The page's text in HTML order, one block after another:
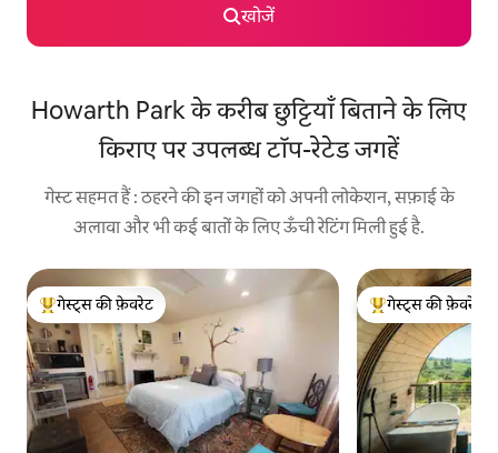
खोजें
Howarth Park के करीब छुट्टियाँ बिताने के लिए
किराए पर उपलब्ध टॉप-रेटेड जगहें
गेस्ट सहमत हैं : ठहरने की इन जगहों को अपनी लोकेशन, सफ़ाई के
अलावा और भी कई बातों के लिए ऊँची रेटिंग मिली हुई है.
गेस्ट्स का टॉप फ़ेवरेट
गेस्ट्स की फ़ेवरेट
गेस्ट्स का टॉप फ़ेवरेट
गेस्ट्स की फ़ेवरेट